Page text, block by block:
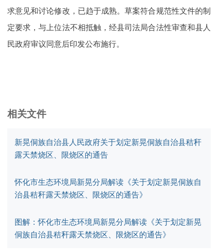
求意见和讨论修改，已趋于成熟。草案符合规范性文件的制
定要求，与上位法不相抵触，经县司法局合法性审查和县人
民政府审议同意后印发公布施行。
相关文件
新晃侗族自治县人民政府关于划定新晃侗族自治县秸秆
露天禁烧区、限烧区的通告
怀化市生态环境局新晃分局解读《关于划定新晃侗族自
治县秸秆露天禁烧区、限烧区的通告》
图解：怀化市生态环境局新晃分局解读《关于划定新晃
侗族自治县秸秆露天禁烧区、限烧区的通告》